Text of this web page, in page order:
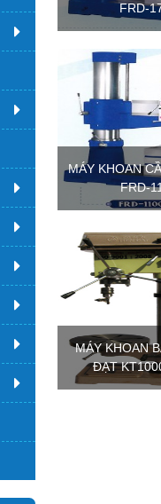
FRD-
MÁY KHOAN
FRD-
MÁY KHOAN
ĐẠT